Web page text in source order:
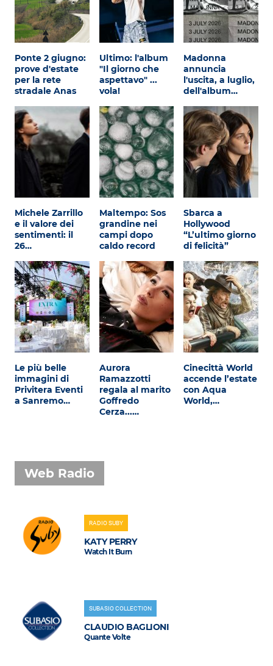
Ponte 2 giugno:
prove d'estate
per la rete
stradale Anas
Ultimo: l'album
"Il giorno che
aspettavo" ...
vola!
Madonna
annuncia
l'uscita, a luglio,
dell'album…
Michele Zarrillo
e il valore dei
sentimenti: il
26…
Maltempo: Sos
grandine nei
campi dopo
caldo record
Sbarca a
Hollywood
“L’ultimo giorno
di felicità”
Le più belle
immagini di
Privitera Eventi
a Sanremo…
Aurora
Ramazzotti
regala al marito
Goffredo
Cerza...…
Cinecittà World
accende l’estate
con Aqua
World,…
Web Radio
RADIO SUBY
KATY PERRY
Watch It Burn
SUBASIO COLLECTION
CLAUDIO BAGLIONI
Quante Volte